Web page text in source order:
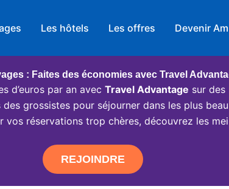
Les hôtels Les offres Devenir
: Faites des économies avec Travel
d’euros par an avec Travel Advantage sur des
grossistes pour séjourner dans les plus
vos réservations trop chères, découvrez les
REJOINDRE